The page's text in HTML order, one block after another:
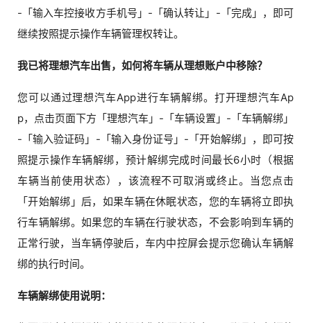
-「输入车控接收方手机号」-「确认转让」-「完成」，即可
继续按照提示操作车辆管理权转让。
我已将理想汽车出售，如何将车辆从理想账户中移除？
您可以通过理想汽车App进行车辆解绑。打开理想汽车Ap
p，点击页面下方「理想汽车」-「车辆设置」-「车辆解绑」
-「输入验证码」-「输入身份证号」-「开始解绑」，即可按
照提示操作车辆解绑，预计解绑完成时间最长6小时（根据
车辆当前使用状态），该流程不可取消或终止。当您点击
「开始解绑」后，如果车辆在休眠状态，您的车辆将立即执
行车辆解绑。如果您的车辆在行驶状态，不会影响到车辆的
正常行驶，当车辆停驶后，车内中控屏会提示您确认车辆解
绑的执行时间。
车辆解绑使用说明：